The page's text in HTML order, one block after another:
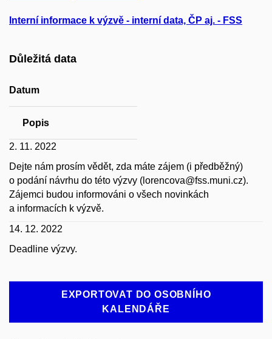
Interní informace k výzvě - interní data, ČP aj. - FSS
Důležitá data
Datum
Popis
2. 11. 2022
Dejte nám prosím vědět, zda máte zájem (i předběžný)
o podání návrhu do této výzvy (lorencova@fss.muni.cz).
Zájemci budou informováni o všech novinkách
a informacích k výzvě.
14. 12. 2022
Deadline výzvy.
EXPORTOVAT DO OSOBNÍHO
KALENDÁŘE